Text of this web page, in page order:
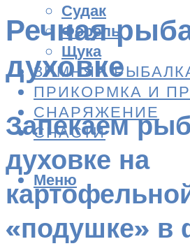
Судак
Форель
Щука
ЗИМНЯЯ
ПРИКОРМКА И
СНАРЯЖЕНИЕ
СНАСТИ
Меню
Речная
духовке
Запекаем
духовке на
«подушке» в